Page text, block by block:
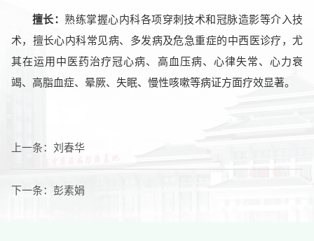
擅长：熟练掌握心内科各项穿刺技术和冠脉造影等介入技
术，擅长心内科常见病、多发病及危急重症的中西医诊疗，尤
其在运用中医药治疗冠心病、高血压病、心律失常、心力衰
竭、高脂血症、晕厥、失眠、慢性咳嗽等病证方面疗效显著。
上一条： 刘春华
下一条： 彭素娟